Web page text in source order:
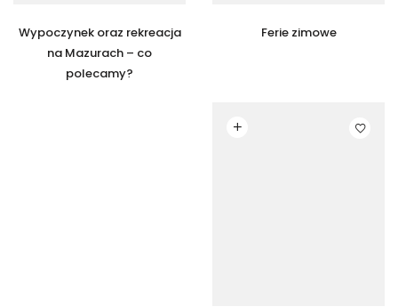
Wypoczynek oraz rekreacja
na Mazurach – co
polecamy?
Ferie zimowe
Czytaj dalej